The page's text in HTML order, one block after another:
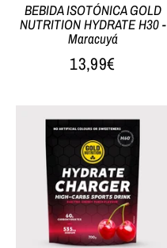
BEBIDA ISOTÓNICA GOLD
NUTRITION HYDRATE H30 -
Maracuyá
13,99€